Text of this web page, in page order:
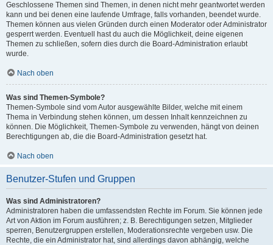
Geschlossene Themen sind Themen, in denen nicht mehr geantwortet werden
kann und bei denen eine laufende Umfrage, falls vorhanden, beendet wurde.
Themen können aus vielen Gründen durch einen Moderator oder Administrator
gesperrt werden. Eventuell hast du auch die Möglichkeit, deine eigenen
Themen zu schließen, sofern dies durch die Board-Administration erlaubt
wurde.
Nach oben
Was sind Themen-Symbole?
Themen-Symbole sind vom Autor ausgewählte Bilder, welche mit einem
Thema in Verbindung stehen können, um dessen Inhalt kennzeichnen zu
können. Die Möglichkeit, Themen-Symbole zu verwenden, hängt von deinen
Berechtigungen ab, die die Board-Administration gesetzt hat.
Nach oben
Benutzer-Stufen und Gruppen
Was sind Administratoren?
Administratoren haben die umfassendsten Rechte im Forum. Sie können jede
Art von Aktion im Forum ausführen; z. B. Berechtigungen setzen, Mitglieder
sperren, Benutzergruppen erstellen, Moderationsrechte vergeben usw. Die
Rechte, die ein Administrator hat, sind allerdings davon abhängig, welche